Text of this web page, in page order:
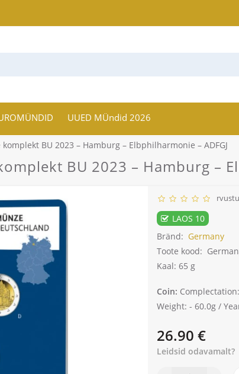
UUED MÜndid 2026
BU 2023 – Hamburg – Elbphilharmonie – ADFGJ
BU 2023 – Hamburg –
LAOS 10
Bränd: Germany
Toote kood:
Kaal: 65 g
Coin:
Weight: - 60.0g /
26.90 €
Leidsid odavamalt?